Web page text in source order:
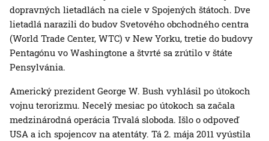
dopravných lietadlách na ciele v Spojených štátoch. Dve
lietadlá narazili do budov Svetového obchodného centra
(World Trade Center, WTC) v New Yorku, tretie do budovy
Pentagónu vo Washingtone a štvrté sa zrútilo v štáte
Pensylvánia.
Americký prezident George W. Bush vyhlásil po útokoch
vojnu terorizmu. Necelý mesiac po útokoch sa začala
medzinárodná operácia Trvalá sloboda. Išlo o odpoveď
USA a ich spojencov na atentáty. Tá 2. mája 2011 vyústila